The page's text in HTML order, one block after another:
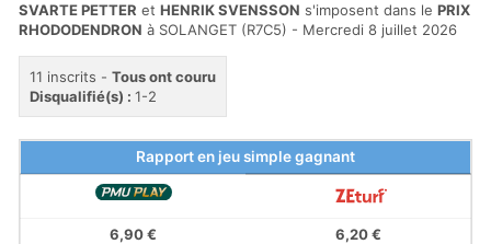
SVARTE PETTER et HENRIK SVENSSON s'imposent dans le PRIX
RHODODENDRON à SOLANGET (R7C5) - Mercredi 8 juillet 2026
11 inscrits - Tous ont couru
Disqualifié(s) : 1-2
Rapport en jeu simple gagnant
6,90 € 6,20 €